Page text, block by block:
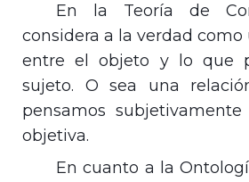
En
la Teoría de
considera a la verdad
entre el objeto y lo que
sujeto. O sea una
pensamos
objetiva.
En cuanto a la